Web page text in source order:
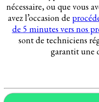
nécessaire, ou que vous
avez l’occasion de
de 5 minutes vers nos
sont de techniciens
garantit une